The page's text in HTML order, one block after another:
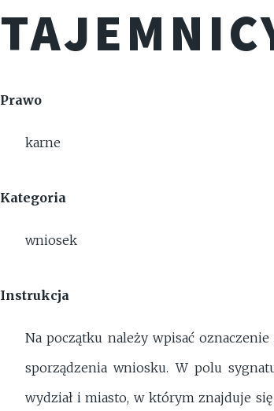
Prawo
karne
Kategoria
wniosek
Instrukcja
Na początku należy wpisać
sporządzenia wniosku. W polu
wydział i miasto, w którym znajduje